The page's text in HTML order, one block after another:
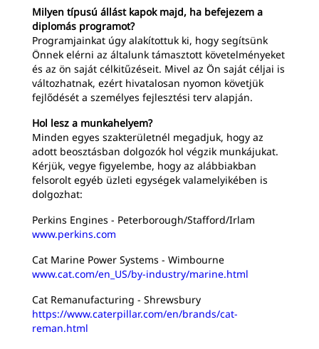
Milyen típusú állást kapok majd, ha befejezem a
diplomás programot?
Programjainkat úgy alakítottuk ki, hogy segítsünk
Önnek elérni az általunk támasztott követelményeket
és az ön saját célkitűzéseit. Mivel az Ön saját céljai is
változhatnak, ezért hivatalosan nyomon követjük
fejlődését a személyes fejlesztési terv alapján.
Hol lesz a munkahelyem?
Minden egyes szakterületnél megadjuk, hogy az
adott beosztásban dolgozók hol végzik munkájukat.
Kérjük, vegye figyelembe, hogy az alábbiakban
felsorolt egyéb üzleti egységek valamelyikében is
dolgozhat:
Perkins Engines - Peterborough/Stafford/Irlam
www.perkins.com
Cat Marine Power Systems - Wimbourne
www.cat.com/en_US/by-industry/marine.html
Cat Remanufacturing - Shrewsbury
https://www.caterpillar.com/en/brands/cat-
reman.html